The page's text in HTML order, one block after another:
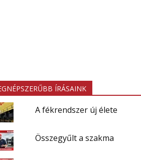
ÍRÁSAINK
A fékrendszer új élete
Összegyűlt a szakma